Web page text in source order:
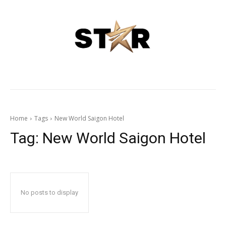
Home Tags New World Saigon Hotel
Tag: New World Saigon Hotel
No posts to display